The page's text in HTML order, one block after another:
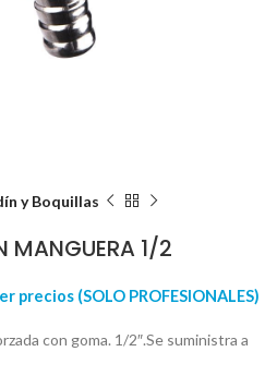
y Boquillas
MANGUERA 1/2
precios (SOLO PROFESIONALES)
con goma. 1/2″.Se suministra a